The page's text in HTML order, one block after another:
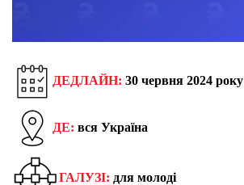
ДЕДЛАЙН: 30 червня 2024 року
ДЕ: вся Україна
ГАЛУЗІ: для молоді